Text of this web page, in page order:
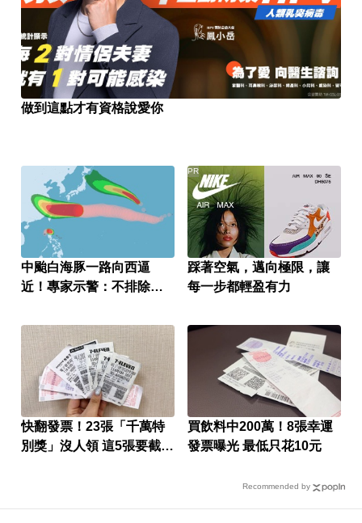
做到這點才有資格說愛你
中颱白海豚一路向西逼
近！專家示警：不排除發
踩著空氣，邁向極限，讓
每一步都輕盈有力
PR
快翻發票！23張「千萬特
別獎」沒人領 這5張要截止
買飲料中200萬！8張幸運
發票曝光 最低只花10元
Recommended by